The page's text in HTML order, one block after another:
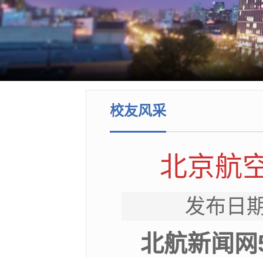
校友风采
北京航
发布日
北航新闻